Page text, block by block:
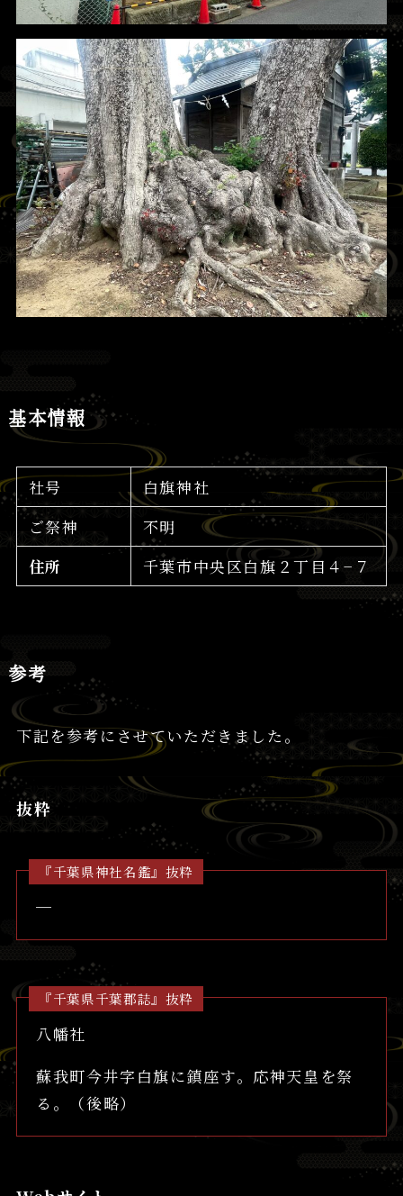
基本情報
社号
白旗神社
ご祭神
不明
住所
千葉市中央区白旗２丁目４−７
参考
下記を参考にさせていただきました。
抜粋
『千葉県神社名鑑』抜粋
─
『千葉県千葉郡誌』抜粋
八幡社
蘇我町今井字白旗に鎮座す。応神天皇を祭
る。（後略）